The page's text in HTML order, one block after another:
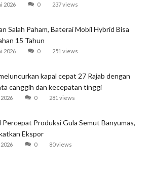
2026 0 237 views
Salah Paham, Baterai Mobil Hybrid Bisa
15 Tahun
2026 0 251 views
kapal cepat 27 Rajab dengan
canggih dan kecepatan tinggi
0 281 views
Percepat Produksi Gula Semut Banyumas,
Ekspor
0 80 views